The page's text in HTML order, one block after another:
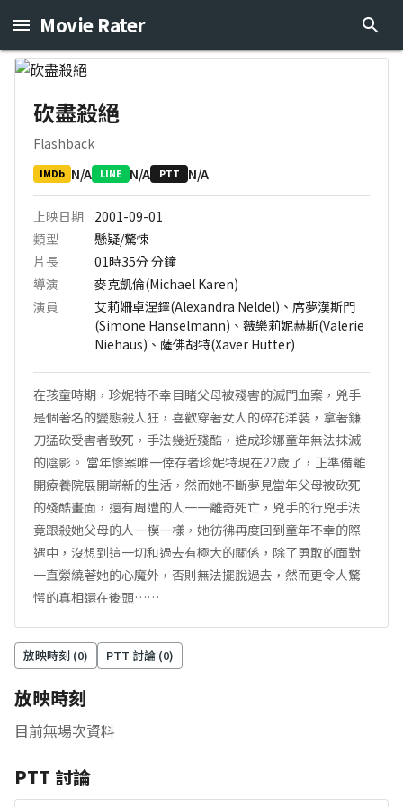
Movie Rater
砍盡殺絕
Flashback
IMDb N/A LINE N/A PTT N/A
上映日期
2001-09-01
類型
懸疑/驚悚
片長
01時35分分鐘
導演
麥克凱倫(Michael Karen)
演員
艾莉姍卓涅鐸(Alexandra Neldel)、席夢漢斯門
(Simone Hanselmann)、薇樂莉妮赫斯(Valerie
Niehaus)、薩佛胡特(Xaver Hutter)
在孩童時期，珍妮特不幸目睹父母被殘害的滅門血案，兇手
是個著名的變態殺人狂，喜歡穿著女人的碎花洋裝，拿著鐮
刀猛砍受害者致死，手法幾近殘酷，造成珍娜童年無法抹滅
的陰影。 當年慘案唯一倖存者珍妮特現在22歲了，正準備離
開療養院展開嶄新的生活，然而她不斷夢見當年父母被砍死
的殘酷畫面，還有周遭的人一一離奇死亡，兇手的行兇手法
竟跟殺她父母的人一模一樣，她彷彿再度回到童年不幸的際
遇中，沒想到這一切和過去有極大的關係，除了勇敢的面對
一直縈繞著她的心魔外，否則無法擺脫過去，然而更令人驚
愕的真相還在後頭……
放映時刻 (0) PTT 討論 (0)
放映時刻
目前無場次資料
PTT 討論